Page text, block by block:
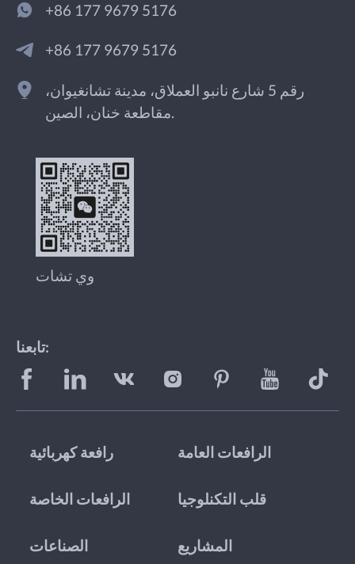
+86 177 9679 5176
+86 177 9679 5176
رقم 5 شارع نانبو العملاق، مدينة تشانغيوان،
مقاطعة خنان، الصين.
وي تشات
تابعنا:
رافعة كهربائية الرافعات العامة
الرافعات الخاصة قلب التكنلوجيا
الصناعات المشاريع